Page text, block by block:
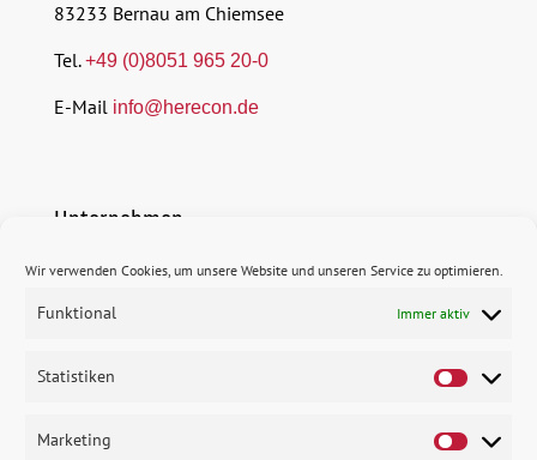
Wir verwenden Cookies, um unsere Website und unseren Service zu optimieren.
Funktional Immer aktiv
Statistiken
Marketing
83233 Bernau am Chiemsee
Tel.+49 (0)8051 965 20-0
E-Mail info@herecon.de
Unternehmen
$ Karriere